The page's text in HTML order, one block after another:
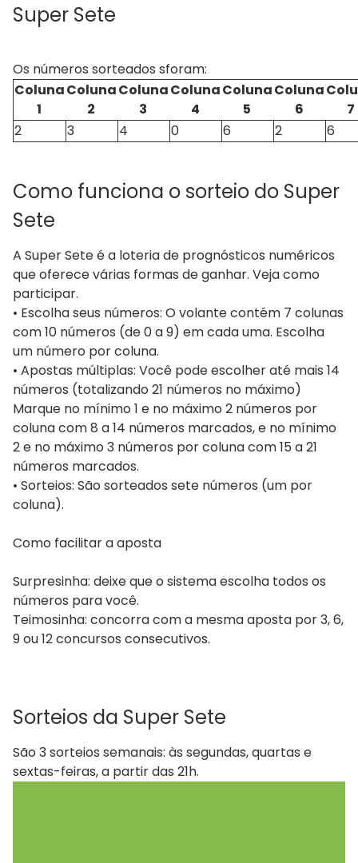
Super Sete
Os números sorteados sforam:
Coluna
1
Coluna
2
Coluna
3
Coluna
4
Coluna
5
Coluna
6
7
2
3 4 0 6 2 6
Como funciona o sorteio do Super
Sete
A Super Sete é a loteria de prognósticos numéricos
que oferece várias formas de ganhar. Veja como
participar.
• Escolha seus números: O volante contém 7 colunas
com 10 números (de 0 a 9) em cada uma. Escolha
um número por coluna.
• Apostas múltiplas: Você pode escolher até mais 14
números (totalizando 21 números no máximo)
Marque no mínimo 1 e no máximo 2 números por
coluna com 8 a 14 números marcados, e no mínimo
2 e no máximo 3 números por coluna com 15 a 21
números marcados.
• Sorteios: São sorteados sete números (um por
coluna).
Como facilitar a aposta
Surpresinha: deixe que o sistema escolha todos os
números para você.
Teimosinha: concorra com a mesma aposta por 3, 6,
9 ou 12 concursos consecutivos.
Sorteios da Super Sete
São 3 sorteios semanais: às segundas, quartas e
sextas-feiras, a partir das 21h.